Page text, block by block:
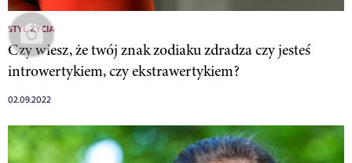
STYL ŻYCIA
Czy wiesz, że twój znak zodiaku zdradza czy jesteś
introwertykiem, czy ekstrawertykiem?
02.09.2022